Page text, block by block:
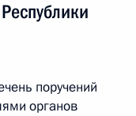
поручений
органов